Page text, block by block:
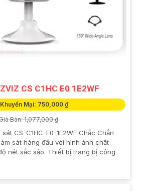
CS C1HC E0 1E2WF
Khuyến Mại: 750,000 ₫
Bán: 1,077,000 ₫
CS-C1HC-E0-1E2WF Chắc Chắn
sát hàng đầu với hình ảnh chất
nét sắc sảo. Thiết bị trang bị công